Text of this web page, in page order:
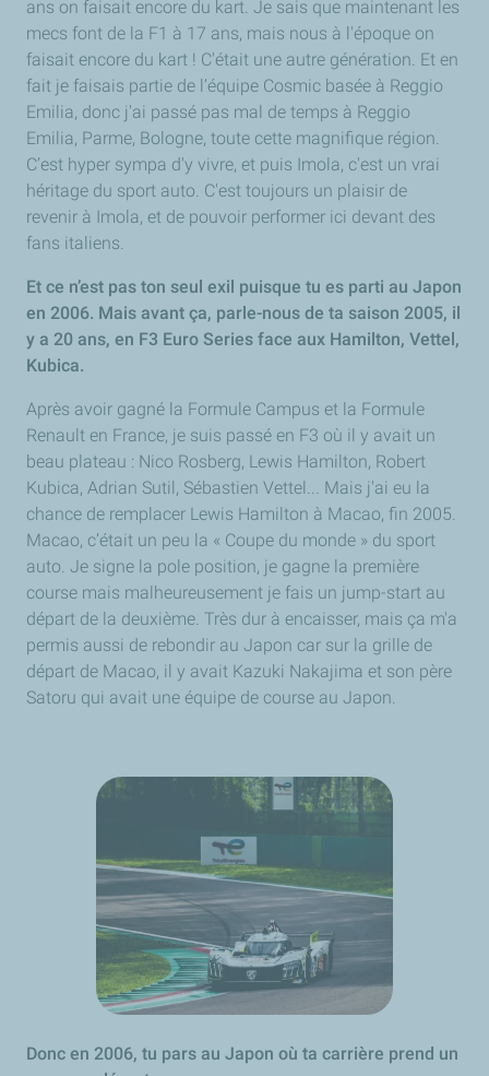
ans on faisait encore du kart. Je sais que maintenant les
mecs font de la F1 à 17 ans, mais nous à l'époque on
faisait encore du kart ! C'était une autre génération. Et en
fait je faisais partie de l’équipe Cosmic basée à Reggio
Emilia, donc j'ai passé pas mal de temps à Reggio
Emilia, Parme, Bologne, toute cette magnifique région.
C’est hyper sympa d'y vivre, et puis Imola, c'est un vrai
héritage du sport auto. C'est toujours un plaisir de
revenir à Imola, et de pouvoir performer ici devant des
fans italiens.
Et ce n’est pas ton seul exil puisque tu es parti au Japon
en 2006. Mais avant ça, parle-nous de ta saison 2005, il
y a 20 ans, en F3 Euro Series face aux Hamilton, Vettel,
Kubica.
Après avoir gagné la Formule Campus et la Formule
Renault en France, je suis passé en F3 où il y avait un
beau plateau : Nico Rosberg, Lewis Hamilton, Robert
Kubica, Adrian Sutil, Sébastien Vettel... Mais j'ai eu la
chance de remplacer Lewis Hamilton à Macao, fin 2005.
Macao, c’était un peu la « Coupe du monde » du sport
auto. Je signe la pole position, je gagne la première
course mais malheureusement je fais un jump-start au
départ de la deuxième. Très dur à encaisser, mais ça m'a
permis aussi de rebondir au Japon car sur la grille de
départ de Macao, il y avait Kazuki Nakajima et son père
Satoru qui avait une équipe de course au Japon.
Donc en 2006, tu pars au Japon où ta carrière prend un